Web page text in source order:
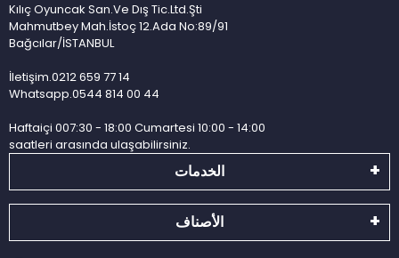
Kılıç Oyuncak San.Ve Dış Tic.Ltd.Şti
Mahmutbey Mah.İstoç 12.Ada No:89/91
Bağcılar/İSTANBUL
İletişim.0212 659 77 14
Whatsapp.0544 814 00 44
Haftaiçi 007:30 - 18:00 Cumartesi 10:00 - 14:00
saatleri arasında ulaşabilirsiniz.
الخدمات
الأصناف